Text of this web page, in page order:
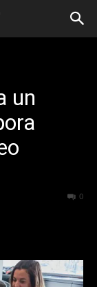
un
0